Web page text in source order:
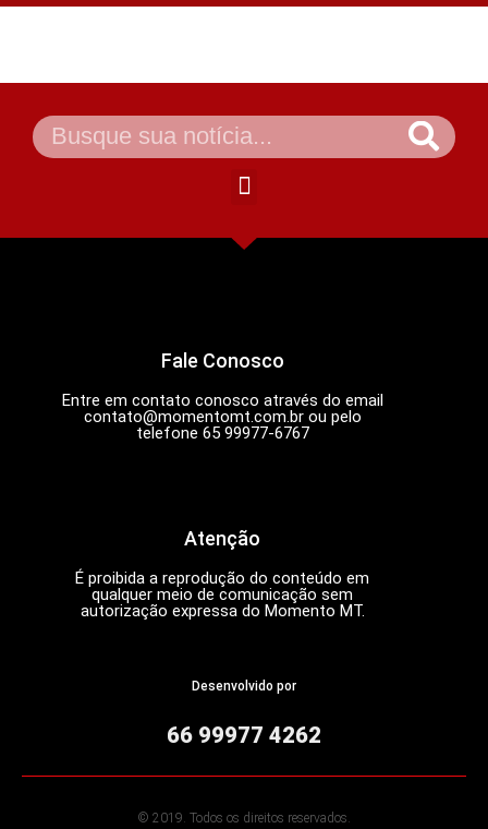
Fale Conosco
Entre em contato conosco através do email
contato@momentomt.com.brou pelo
telefone 65 99977-6767
Atenção
É proibida a reprodução do conteúdo em
qualquer meio de comunicação sem
autorização expressa do Momento MT.
Desenvolvido por
66 99977 4262
© 2019. Todos os direitos reservados.